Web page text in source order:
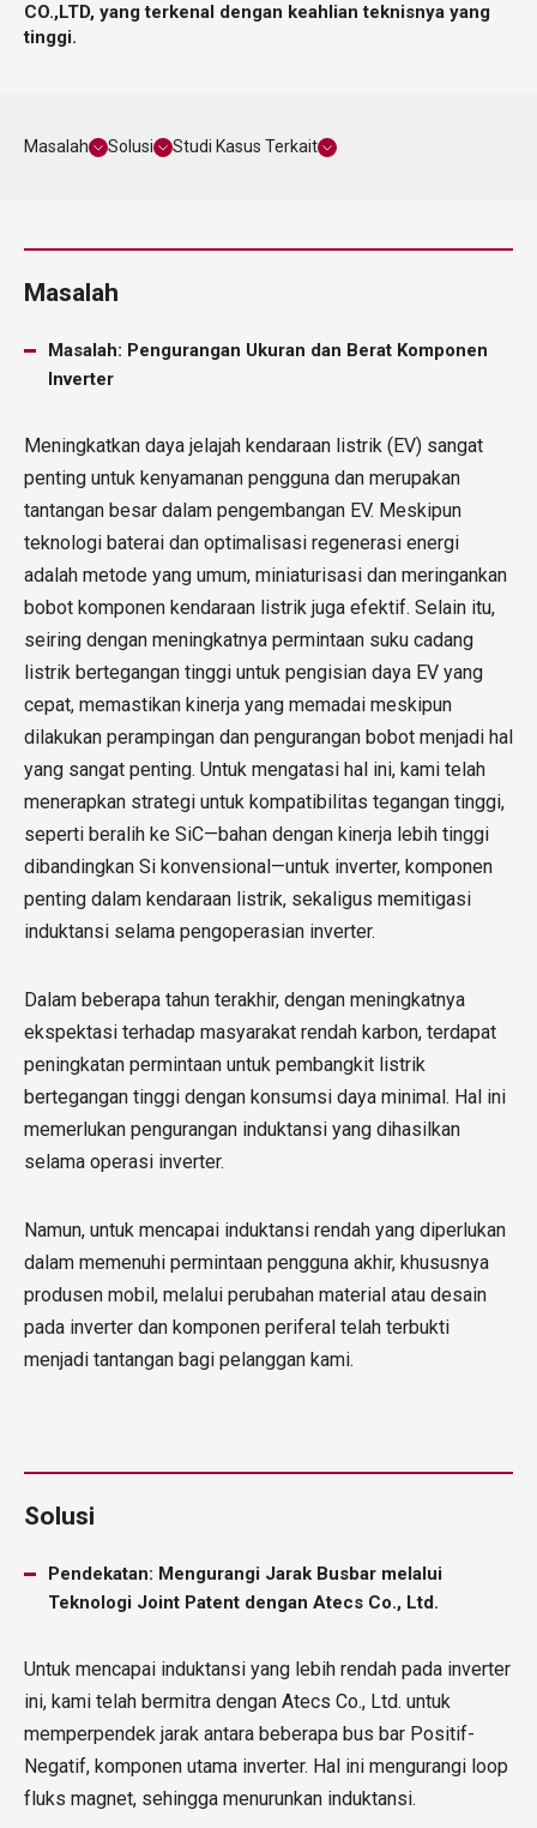
CO.,LTD, yang terkenal dengan keahlian teknisnya yang
tinggi.
Masalah Solusi Studi Kasus Terkait
Masalah
Masalah: Pengurangan Ukuran dan Berat Komponen
Inverter
Meningkatkan daya jelajah kendaraan listrik (EV) sangat
penting untuk kenyamanan pengguna dan merupakan
tantangan besar dalam pengembangan EV. Meskipun
teknologi baterai dan optimalisasi regenerasi energi
adalah metode yang umum, miniaturisasi dan meringankan
bobot komponen kendaraan listrik juga efektif. Selain itu,
seiring dengan meningkatnya permintaan suku cadang
listrik bertegangan tinggi untuk pengisian daya EV yang
cepat, memastikan kinerja yang memadai meskipun
dilakukan perampingan dan pengurangan bobot menjadi hal
yang sangat penting. Untuk mengatasi hal ini, kami telah
menerapkan strategi untuk kompatibilitas tegangan tinggi,
seperti beralih ke SiC—bahan dengan kinerja lebih tinggi
dibandingkan Si konvensional—untuk inverter, komponen
penting dalam kendaraan listrik, sekaligus memitigasi
induktansi selama pengoperasian inverter.
Dalam beberapa tahun terakhir, dengan meningkatnya
ekspektasi terhadap masyarakat rendah karbon, terdapat
peningkatan permintaan untuk pembangkit listrik
bertegangan tinggi dengan konsumsi daya minimal. Hal ini
memerlukan pengurangan induktansi yang dihasilkan
selama operasi inverter.
Namun, untuk mencapai induktansi rendah yang diperlukan
dalam memenuhi permintaan pengguna akhir, khususnya
produsen mobil, melalui perubahan material atau desain
pada inverter dan komponen periferal telah terbukti
menjadi tantangan bagi pelanggan kami.
Solusi
Pendekatan: Mengurangi Jarak Busbar melalui
Teknologi Joint Patent dengan Atecs Co., Ltd.
Untuk mencapai induktansi yang lebih rendah pada inverter
ini, kami telah bermitra dengan Atecs Co., Ltd. untuk
memperpendek jarak antara beberapa bus bar Positif-
Negatif, komponen utama inverter. Hal ini mengurangi loop
fluks magnet, sehingga menurunkan induktansi.